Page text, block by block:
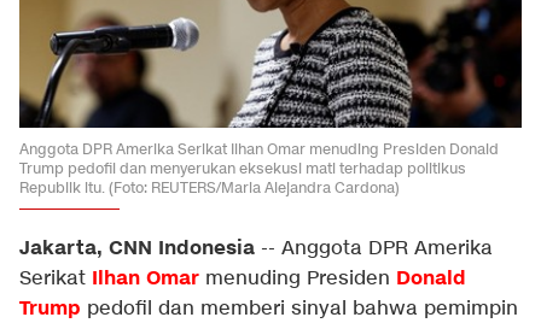
Anggota DPR Amerika Serikat Ilhan Omar menuding Presiden Donald
Trump pedofil dan menyerukan eksekusi mati terhadap politikus
Republik itu. (Foto: REUTERS/Maria Alejandra Cardona)
Jakarta, CNN Indonesia -- Anggota DPR Amerika
Serikat Ilhan Omar menuding Presiden Donald
Trump pedofil dan memberi sinyal bahwa pemimpin